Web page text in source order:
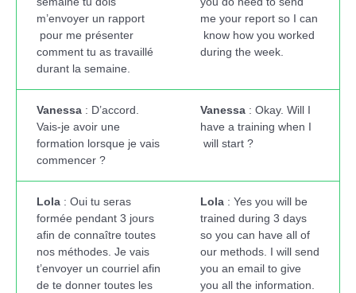
m’envoyer un rapport
pour me présenter
comment tu as travaillé
durant la semaine.
me your report so I can
know how you worked
during the week.
Vanessa : D’accord.
Vais-je avoir une
formation lorsque je vais
commencer ?
Vanessa : Okay. Will I
have a training when I
will start ?
Lola : Oui tu seras
formée pendant 3 jours
afin de connaître toutes
nos méthodes. Je vais
t’envoyer un courriel afin
de te donner toutes les
Lola : Yes you will be
trained during 3 days
so you can have all of
our methods. I will send
you an email to give
you all the information.